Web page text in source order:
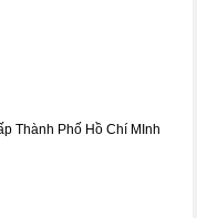
Thành Phố Hồ Chí MInh